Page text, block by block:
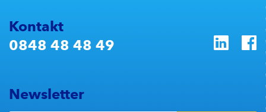
Kontakt
0848 48 48 49
Newsletter